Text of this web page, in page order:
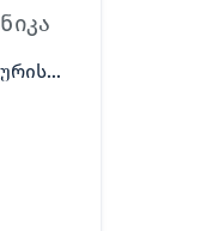
საქართველო, თბილისი, აწყურის 70